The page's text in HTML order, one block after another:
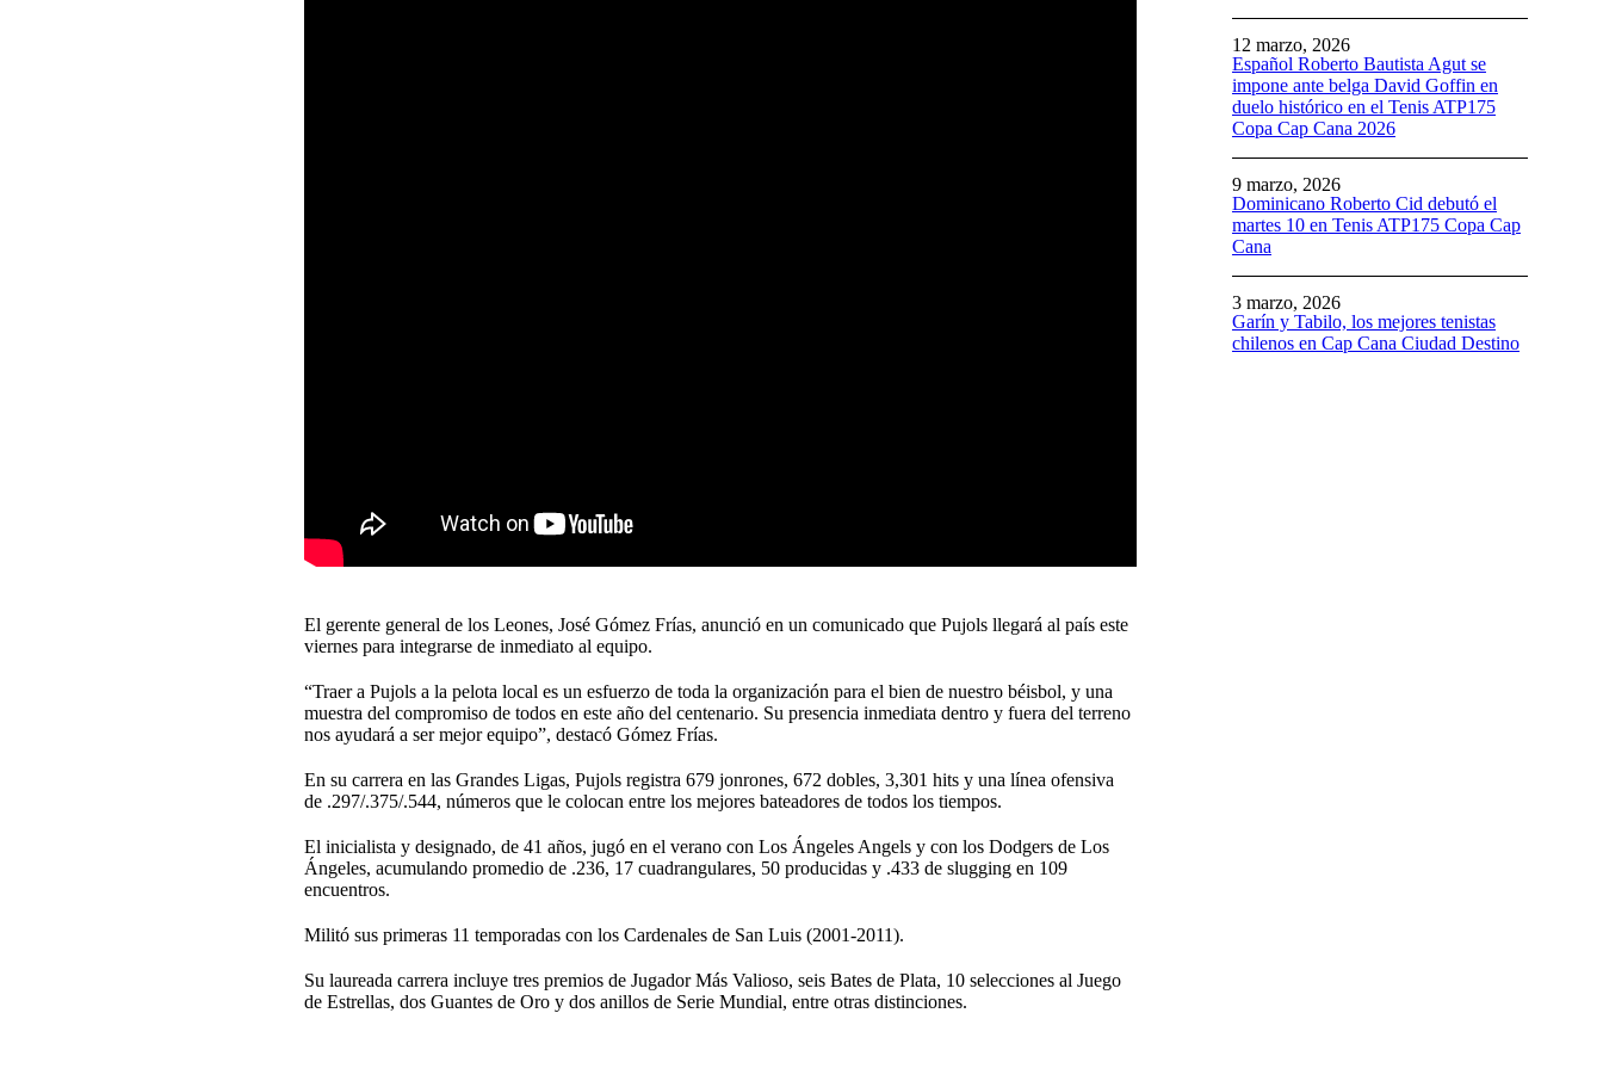
El gerente general de los Leones, José Gómez Frías, anunció en un comunicado que Pujols llegará al país este
viernes para integrarse de inmediato al equipo.
“Traer a Pujols a la pelota local es un esfuerzo de toda la organización para el bien de nuestro béisbol, y una
muestra del compromiso de todos en este año del centenario. Su presencia inmediata dentro y fuera del terreno
nos ayudará a ser mejor equipo”, destacó Gómez Frías.
En su carrera en las Grandes Ligas, Pujols registra 679 jonrones, 672 dobles, 3,301 hits y una línea ofensiva
de .297/.375/.544, números que le colocan entre los mejores bateadores de todos los tiempos.
El inicialista y designado, de 41 años, jugó en el verano con Los Ángeles Angels y con los Dodgers de Los
Ángeles, acumulando promedio de .236, 17 cuadrangulares, 50 producidas y .433 de slugging en 109
encuentros.
Militó sus primeras 11 temporadas con los Cardenales de San Luis (2001-2011).
Su laureada carrera incluye tres premios de Jugador Más Valioso, seis Bates de Plata, 10 selecciones al Juego
de Estrellas, dos Guantes de Oro y dos anillos de Serie Mundial, entre otras distinciones.
Español Roberto Bautista Agut se
impone ante belga David Goffin en
duelo histórico en el Tenis ATP175
Copa Cap Cana 2026
12 marzo, 2026
Dominicano Roberto Cid debutó el
martes 10 en Tenis ATP175 Copa Cap
Cana
9 marzo, 2026
Garín y Tabilo, los mejores tenistas
chilenos en Cap Cana Ciudad Destino
3 marzo, 2026